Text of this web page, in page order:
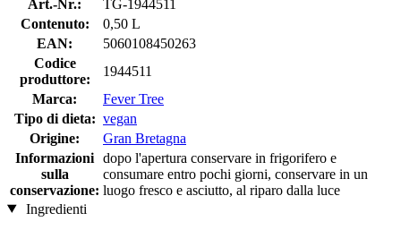
Art.-Nr.:
TG-1944511
Contenuto:
0,50 L
EAN:
5060108450263
Codice
produttore:
1944511
Marca:
Fever Tree
Tipo di dieta: vegan
Origine:
Gran Bretagna
Informazioni
sulla
conservazione:
dopo l'apertura conservare in frigorifero e
consumare entro pochi giorni, conservare in un
luogo fresco e asciutto, al riparo dalla luce
Ingredienti